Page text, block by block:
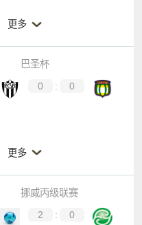
更多
巴圣杯
0 :
0
更多
挪威丙级联赛
2 : 0